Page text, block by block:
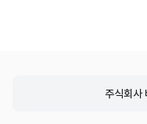
주식회사